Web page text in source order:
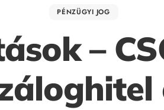
PÉNZÜGYI JOG
–